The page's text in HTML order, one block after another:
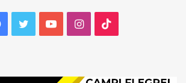
Facebook
TwitterYouTubeInstagram